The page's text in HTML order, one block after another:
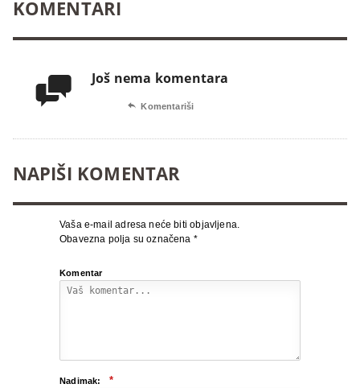
KOMENTARI
 Još nema komentara
 Komentariši
NAPIŠI KOMENTAR
Vaša e-mail adresa neće biti objavljena.
Obavezna polja su označena *
Komentar
Nadimak: *